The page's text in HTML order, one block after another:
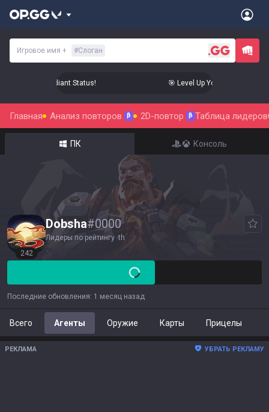
Игровое имя + #Слоган
Aim to Radiant Status! 🎯 Level Up Your Aim to
Главная Анализ повторов β 2D-повтор β Таблица лидеров
ПК Консоль
242
Dobsha#0000
Лидеры по рейтингу -th
Последние обновления: 1 месяц назад
Всего Агенты Оружие Карты Прицелы
РЕКЛАМА УБРАТЬ РЕКЛАМУ